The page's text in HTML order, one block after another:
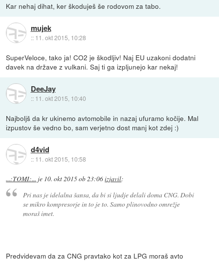
Kar nehaj dihat, ker škoduješ še rodovom za tabo.
mujek
:: 11. okt 2015, 10:28
SuperVeloce, tako ja! CO2 je škodljiv! Naj EU uzakoni dodatni
davek na države z vulkani. Saj ti ga izpljunejo kar nekaj!
DeeJay
:: 11. okt 2015, 10:40
Najboljš da kr ukinemo avtomobile in nazaj ufuramo kočije. Mal
izpustov še vedno bo, sam verjetno dost manj kot zdej :)
d4vid
:: 11. okt 2015, 10:58
...:TOMI:... je 10. okt 2015 ob 23:06izjavil:
Pri nas je idelalna šansa, da bi si ljudje delali doma CNG. Dobi
se mikro kompresorje in to je to. Samo plinovodno omrežje
moraš imet.
Predvidevam da za CNG pravtako kot za LPG moraš avto